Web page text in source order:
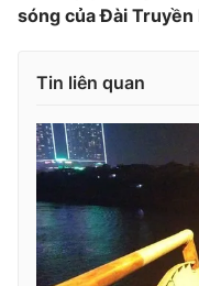
Theo dõi báo trên
Cơ quan báo chí:
Giấy phép hoạt động
cấp ngày 29/12/2023
Tổng Biên tập:
Vũ
Phó Tổng Biên tập:
Nguyễn Trọng Ninh
Tổng đài VTV:024.38
sóng của Đài
Tin liên quan